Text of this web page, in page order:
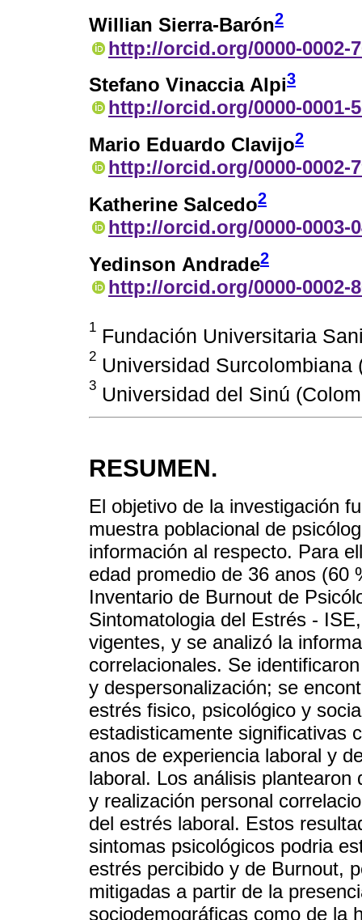
Willian Sierra-Barón2
http://orcid.org/0000-0002-
Stefano Vinaccia Alpi3
http://orcid.org/0000-0001-
Mario Eduardo Clavijo2
http://orcid.org/0000-0002-
Katherine Salcedo2
http://orcid.org/0000-0003-
Yedinson Andrade2
http://orcid.org/0000-0002-
1 Fundación Universitaria
2 Universidad Surcolombiana
3 Universidad del Sinú
RESUMEN.
El objetivo de la investigación
muestra poblacional de
información al respecto. Para
edad promedio de 36 anos (60
Inventario de Burnout de
Sintomatologia del Estrés -
vigentes, y se analizó la
correlacionales. Se
y despersonalización; se
estrés fisico, psicológico y
estadisticamente significativas
anos de experiencia laboral y
laboral. Los análisis
y realización personal
del estrés laboral. Estos
sintomas psicológicos podria
estrés percibido y de Burnout,
mitigadas a partir de la
sociodemográficas como de la